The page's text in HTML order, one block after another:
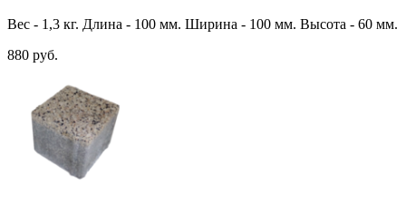
Вес - 1,3 кг. Длина - 100 мм. Ширина - 100 мм. Высота - 60 мм.
880 руб.